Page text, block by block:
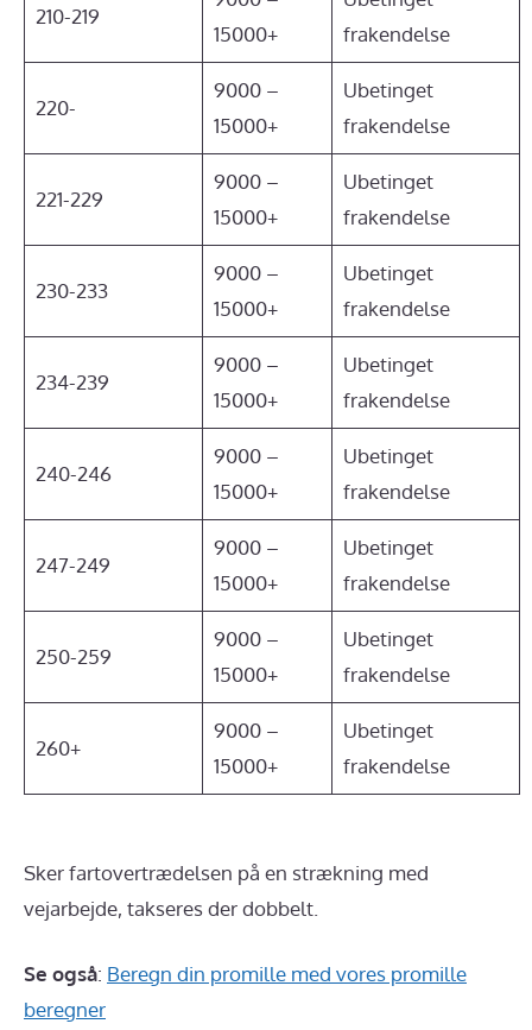
210-219
15000+
frakendelse
220-
9000 –
15000+
Ubetinget
frakendelse
221-229
9000 –
15000+
Ubetinget
frakendelse
230-233
9000 –
15000+
Ubetinget
frakendelse
234-239
9000 –
15000+
Ubetinget
frakendelse
240-246
9000 –
15000+
Ubetinget
frakendelse
247-249
9000 –
15000+
Ubetinget
frakendelse
250-259
9000 –
15000+
Ubetinget
frakendelse
260+
9000 –
15000+
Ubetinget
frakendelse
Sker fartovertrædelsen på en strækning med
vejarbejde, takseres der dobbelt.
Se også: Beregn din promille med vores promille
beregner